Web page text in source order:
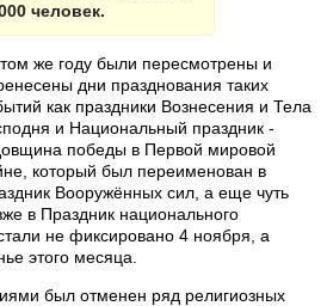
человек.
же году были пересмотрены и
дни празднования таких
как праздники Вознесения и Тела
и Национальный праздник -
победы в Первой мировой
который был переименован в
Вооружённых сил, а еще чуть
в Праздник национального
не фиксировано 4 ноября, а
этого месяца.
был отменен ряд религиозных